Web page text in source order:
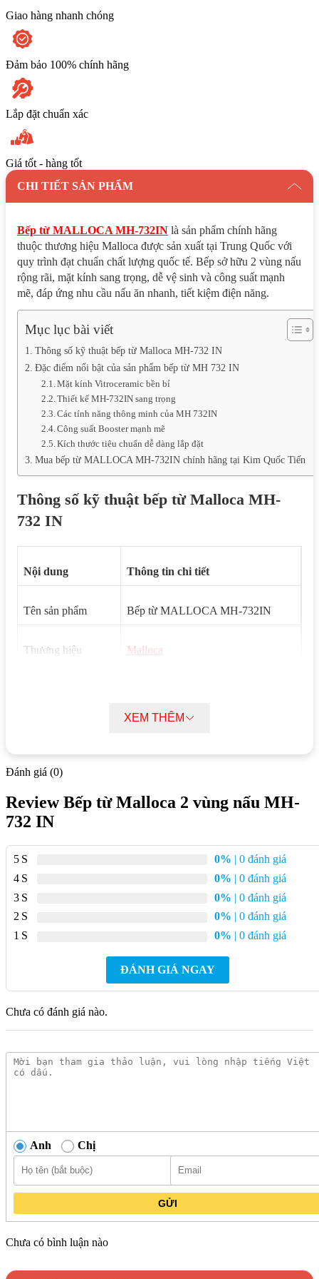
Giao hàng nhanh chóng
Đảm bảo 100% chính hãng
Lắp đặt chuẩn xác
Giá tốt - hàng tốt
CHI TIẾT SẢN PHẨM
Bếp từ MALLOCA MH-732IN là sản phẩm chính hãng
thuộc thương hiệu Malloca được sản xuất tại Trung Quốc với
quy trình đạt chuẩn chất lượng quốc tế. Bếp sở hữu 2 vùng nấu
rộng rãi, mặt kính sang trọng, dễ vệ sinh và công suất mạnh
mẽ, đáp ứng nhu cầu nấu ăn nhanh, tiết kiệm điện năng.
Mục lục bài viết
Thông số kỹ thuật bếp từ Malloca MH-732 IN
Đặc điểm nổi bật của sản phẩm bếp từ MH 732 IN
Mặt kính Vitroceramic bền bỉ
Thiết kế MH-732IN sang trọng
Các tính năng thông minh của MH 732IN
Công suất Booster mạnh mẽ
Kích thước tiêu chuẩn dễ dàng lắp đặt
Mua bếp từ MALLOCA MH-732IN chính hãng tại Kim Quốc Tiến
Thông số kỹ thuật bếp từ Malloca MH-
732 IN
Nội dung Thông tin chi tiết
Tên sản phẩm Bếp từ MALLOCA MH-732IN
Thương hiệu Malloca
Công suất
Mặt kính
Loại điều khiển
Cảm ứng trượt slider chung vùng
Loại nồi nấu Chỉ sử dụng loại nồi có đế nhiễm từ
3
đá
Ngang 680mm – Dọc 380mm
Đặc điểm nổi bật của sản phẩm bếp từ
MH 732 IN
Mặt kính Vitroceramic bền bỉ
MH 732IN được trang bị mặt kính Vitroceramic cao cấp nổi
bật với khả năng chịu lực, chịu nhiệt, chống trầy xước và sốc
sinh dễ dàng, giữ bếp luôn như mới. Nhờ hệ số dẫn nhiệt thấp,
XEM THÊM
Đánh giá (0)
Review Bếp từ Malloca 2 vùng nấu MH-
732 IN
5 0% | 0 đánh giá
4
0% | 0 đánh giá
3
0% | 0 đánh giá
2
0% | 0 đánh giá
1
0% | 0 đánh giá
ĐÁNH GIÁ NGAY
Chưa có đánh giá nào.
Anh Chị
GỬI
Chưa có bình luận nào